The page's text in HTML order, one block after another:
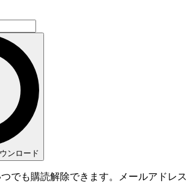
ンロード
でも購読解除できます。メールアドレス